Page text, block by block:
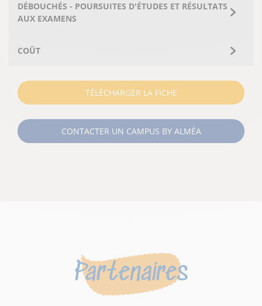
DÉBOUCHÉS - POURSUITES D'ÉTUDES ET RÉSULTATS
AUX EXAMENS
COÛT
TÉLÉCHARGER LA FICHE
CONTACTER UN CAMPUS BY ALMÉA
Partenaires